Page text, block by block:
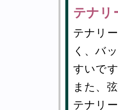
テナリ
テナリ
く、バ
すいです
また、
テナリ